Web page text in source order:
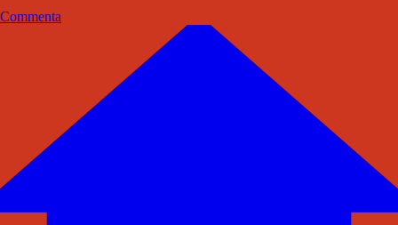
Commenta